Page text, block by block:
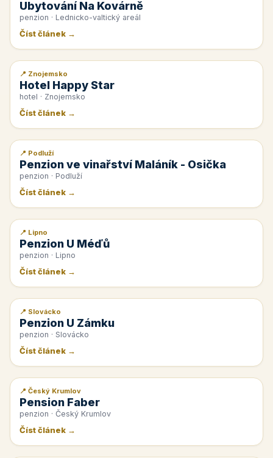
Ubytování Na Kovárně
penzion · Lednicko-valtický areál
Číst článek →
📰 PR článek
📍 Znojemsko
Hotel Happy Star
hotel · Znojemsko
Číst článek →
📰 PR článek
📍 Podluží
Penzion ve vinařství Maláník - Osička
penzion · Podluží
Číst článek →
📰 PR článek
📍 Lipno
Penzion U Méďů
penzion · Lipno
Číst článek →
📰 PR článek
📍 Slovácko
Penzion U Zámku
penzion · Slovácko
Číst článek →
📰 PR článek
📍 Český Krumlov
Pension Faber
penzion · Český Krumlov
Číst článek →